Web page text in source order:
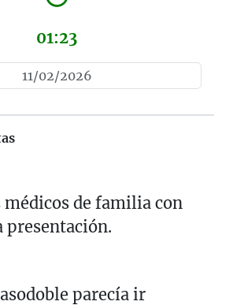
01:23
11/02/2026
médicos de familia con
presentación.
parecía ir